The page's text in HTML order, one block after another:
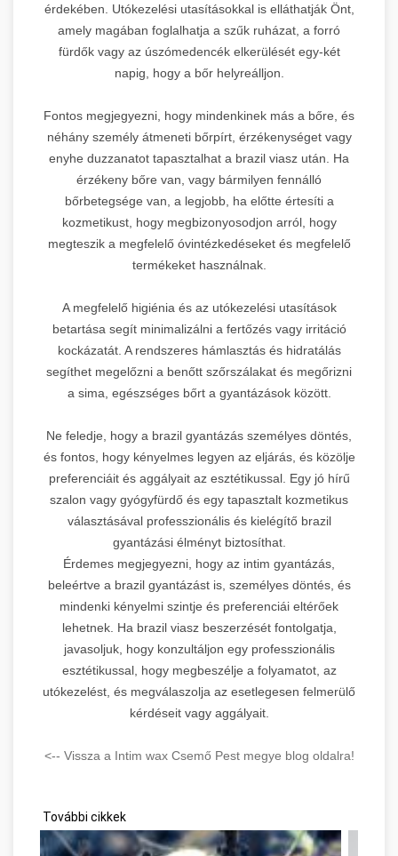
érdekében. Utókezelési utasításokkal is elláthatják Önt,
amely magában foglalhatja a szűk ruházat, a forró
fürdők vagy az úszómedencék elkerülését egy-két
napig, hogy a bőr helyreálljon.
Fontos megjegyezni, hogy mindenkinek más a bőre, és
néhány személy átmeneti bőrpírt, érzékenységet vagy
enyhe duzzanatot tapasztalhat a brazil viasz után. Ha
érzékeny bőre van, vagy bármilyen fennálló
bőrbetegsége van, a legjobb, ha előtte értesíti a
kozmetikust, hogy megbizonyosodjon arról, hogy
megteszik a megfelelő óvintézkedéseket és megfelelő
termékeket használnak.
A megfelelő higiénia és az utókezelési utasítások
betartása segít minimalizálni a fertőzés vagy irritáció
kockázatát. A rendszeres hámlasztás és hidratálás
segíthet megelőzni a benőtt szőrszálakat és megőrizni
a sima, egészséges bőrt a gyantázások között.
Ne feledje, hogy a brazil gyantázás személyes döntés,
és fontos, hogy kényelmes legyen az eljárás, és közölje
preferenciáit és aggályait az esztétikussal. Egy jó hírű
szalon vagy gyógyfürdő és egy tapasztalt kozmetikus
választásával professzionális és kielégítő brazil
gyantázási élményt biztosíthat.
Érdemes megjegyezni, hogy az intim gyantázás,
beleértve a brazil gyantázást is, személyes döntés, és
mindenki kényelmi szintje és preferenciái eltérőek
lehetnek. Ha brazil viasz beszerzését fontolgatja,
javasoljuk, hogy konzultáljon egy professzionális
esztétikussal, hogy megbeszélje a folyamatot, az
utókezelést, és megválaszolja az esetlegesen felmerülő
kérdéseit vagy aggályait.
<-- Vissza a Intim wax Csemő Pest megye blog oldalra!
További cikkek